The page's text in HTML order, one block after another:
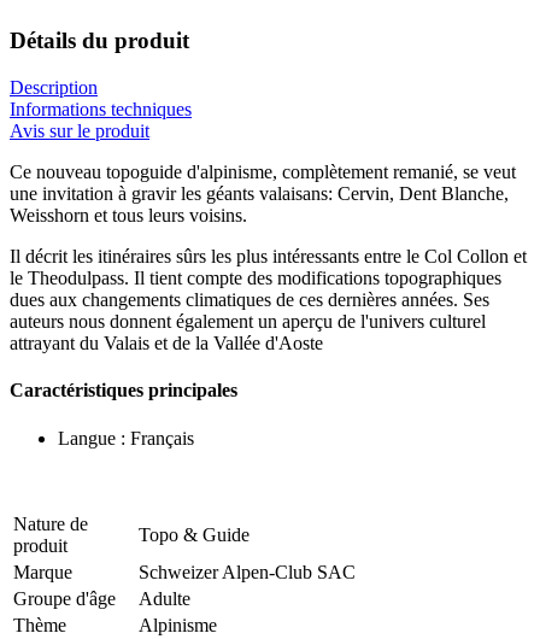
Détails du produit
Description
Informations techniques
Avis sur le produit
Ce nouveau topoguide d'alpinisme, complètement remanié, se veut
une invitation à gravir les géants valaisans: Cervin, Dent Blanche,
Weisshorn et tous leurs voisins.
Il décrit les itinéraires sûrs les plus intéressants entre le Col Collon et
le Theodulpass. Il tient compte des modifications topographiques
dues aux changements climatiques de ces dernières années. Ses
auteurs nous donnent également un aperçu de l'univers culturel
attrayant du Valais et de la Vallée d'Aoste
Caractéristiques principales
Langue : Français
Nature de
produit
Topo & Guide
Marque
Schweizer Alpen-Club SAC
Groupe d'âge
Adulte
Thème
Alpinisme